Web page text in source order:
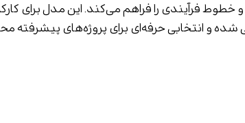
خطوط فرآیندی را فراهم می‌کند. این مدل برای
و انتخابی حرفه‌ای برای پروژه‌های پیشرفته